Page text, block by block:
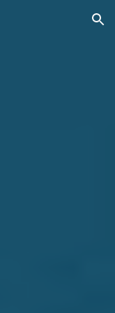
Skip to navigation